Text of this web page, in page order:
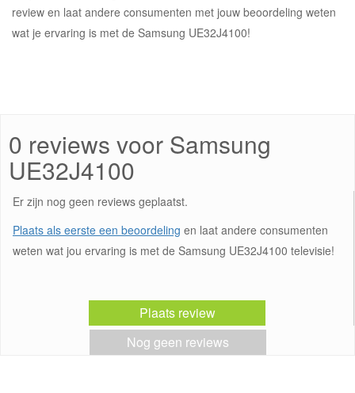
review en laat andere consumenten met jouw beoordeling weten
wat je ervaring is met de Samsung UE32J4100!
0 reviews voor Samsung
UE32J4100
Er zijn nog geen reviews geplaatst.
Plaats als eerste een beoordeling en laat andere consumenten
weten wat jou ervaring is met de Samsung UE32J4100 televisie!
Plaats review
Nog geen reviews